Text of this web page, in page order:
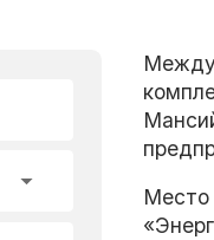
Место